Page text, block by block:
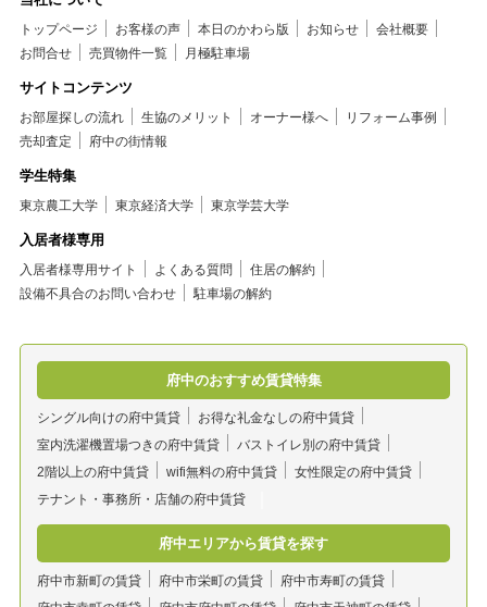
トップページ お客様の声 本日のかわら版 お知らせ
会社概要
お問合せ
売買物件一覧 月極駐車場
サイトコンテンツ
お部屋探しの流れ 生協のメリット オーナー様へ
リフォーム事例
売却査定
府中の街情報
学生特集
東京農工大学 東京経済大学 東京学芸大学
入居者様専用
入居者様専用サイト よくある質問
住居の解約
設備不具合のお問い合わせ
駐車場の解約
府中のおすすめ賃貸特集
シングル向けの府中賃貸
お得な礼金なしの府中賃貸
室内洗濯機置場つきの府中賃貸
バストイレ別の府中賃貸
2階以上の府中賃貸
wifi無料の府中賃貸
女性限定の府中賃貸
テナント・事務所・店舗の府中賃貸
府中エリアから賃貸を探す
府中市新町の賃貸 府中市栄町の賃貸
府中市寿町の賃貸